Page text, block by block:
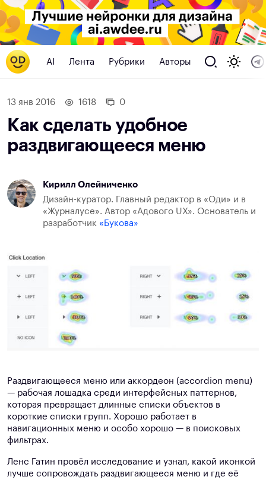
AI Лента Рубрики Авторы
13 янв 2016 1618 0
Как сделать удобное
раздвигающееся меню
Кирилл Олейниченко
Дизайн-куратор. Главный редактор в «Оди» и в
«Журналусе». Автор «Адового UX». Основатель и
разработчик «Букова»
Раздвигающееся меню или аккордеон (accordion menu)
— рабочая лошадка среди интерфейсных паттернов,
которая превращает длинные списки объектов в
короткие списки групп. Хорошо работает в
навигационных меню и особо хорошо — в поисковых
фильтрах.
Ленс Гатин провёл исследование и узнал, какой иконкой
лучше сопровождать раздвигающееся меню и где её